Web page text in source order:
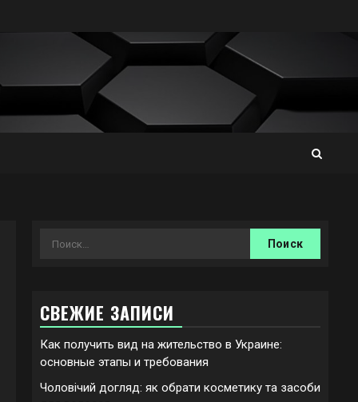
Найти:
СВЕЖИЕ ЗАПИСИ
Как получить вид на жительство в Украине:
основные этапы и требования
Чоловічий догляд: як обрати косметику та засоби